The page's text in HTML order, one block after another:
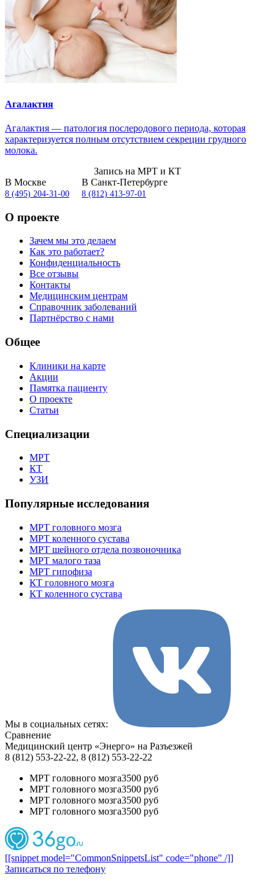
Агалактия
Агалактия — патология послеродового периода, которая
характеризуется полным отсутствием секреции грудного
молока.
Запись на МРТ и КТ
В Москве
8 (495) 204-31-00
В Санкт-Петербурге
8 (812) 413-97-01
О проекте
Зачем мы это делаем
Как это работает?
Конфиденциальность
Все отзывы
Контакты
Медицинским центрам
Справочник заболеваний
Партнёрство с нами
Общее
Клиники на карте
Акции
Памятка пациенту
О проекте
Статьи
Специализации
МРТ
КТ
УЗИ
Популярные исследования
МРТ головного мозга
МРТ коленного сустава
МРТ шейного отдела позвоночника
МРТ малого таза
МРТ гипофиза
КТ головного мозга
КТ коленного сустава
Мы в социальных сетях:
Сравнение
Медицинский центр «Энерго» на Разъезжей
8 (812) 553-22-22, 8 (812) 553-22-22
МРТ головного мозга3500 руб
МРТ головного мозга3500 руб
МРТ головного мозга3500 руб
МРТ головного мозга3500 руб
[[snippet model="CommonSnippetsList" code="phone" /]]
Записаться по телефону